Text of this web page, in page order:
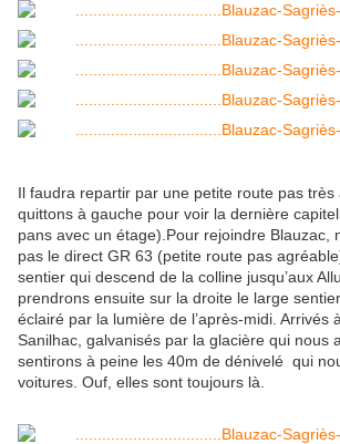
Il faudra repartir par une petite route pas
quittons à gauche pour voir la dernière
pans avec un étage).Pour rejoindre Blauzac,
pas le direct GR 63 (petite route pas
sentier qui descend de la colline jusqu’aux
prendrons ensuite sur la droite le large
éclairé par la lumière de l’après-midi. Arrivés
Sanilhac, galvanisés par la glacière qui nous
sentirons à peine les 40m de dénivelé qui
voitures. Ouf, elles sont toujours là.